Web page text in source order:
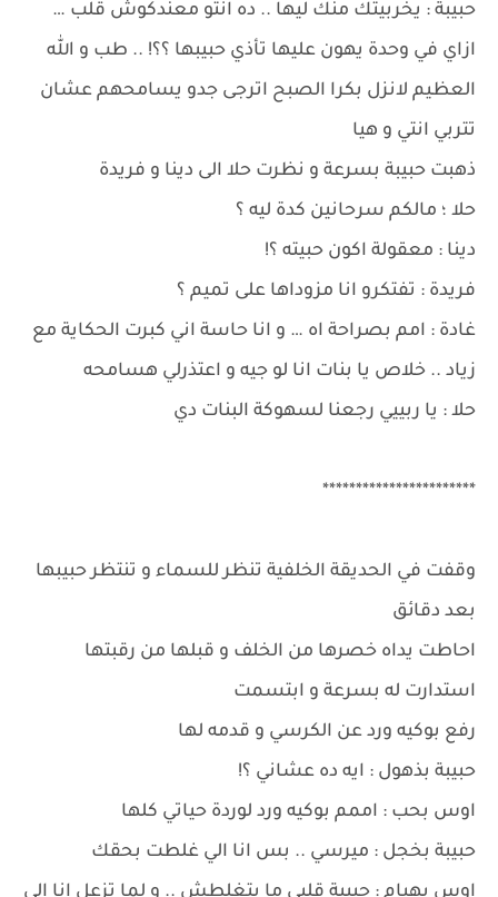
حبيبة : يخربيتك منك ليها .. ده انتو معندكوش قلب …
ازاي في وحدة يهون عليها تأذي حبيبها ؟؟! .. طب و الله
العظيم لانزل بكرا الصبح اترجى جدو يسامحهم عشان
تتربي انتي و هيا
ذهبت حبيبة بسرعة و نظرت حلا الى دينا و فريدة
حلا ؛ مالكم سرحانين كدة ليه ؟
دينا : معقولة اكون حبيته ؟!
فريدة : تفتكرو انا مزوداها على تميم ؟
غادة : امم بصراحة اه … و انا حاسة اني كبرت الحكاية مع
زياد .. خلاص يا بنات انا لو جيه و اعتذرلي هسامحه
حلا : يا ربييي رجعنا لسهوكة البنات دي
***********************
وقفت في الحديقة الخلفية تنظر للسماء و تنتظر حبيبها
بعد دقائق
احاطت يداه خصرها من الخلف و قبلها من رقبتها
استدارت له بسرعة و ابتسمت
رفع بوكيه ورد عن الكرسي و قدمه لها
حبيبة بذهول : ايه ده عشاني ؟!
اوس بحب : اممم بوكيه ورد لوردة حياتي كلها
حبيبة بخجل : ميرسي .. بس انا الي غلطت بحقك
اوس بهيام : حبيبة قلبي ما بتغلطش .. و لما تزعل انا الي